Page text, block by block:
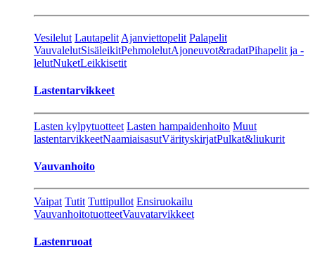
Vesilelut Lautapelit Ajanviettopelit Palapelit
VauvalelutSisäleikitPehmolelutAjoneuvot&radatPihapelit ja -
lelutNuketLeikkisetit
Lastentarvikkeet
Lasten kylpytuotteet Lasten hampaidenhoito Muut
lastentarvikkeetNaamiaisasutVärityskirjatPulkat&liukurit
Vauvanhoito
Vaipat Tutit Tuttipullot Ensiruokailu
VauvanhoitotuotteetVauvatarvikkeet
Lastenruoat